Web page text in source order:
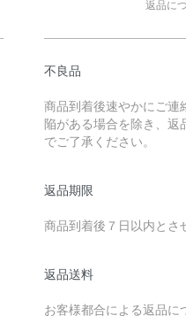
返品に
不良品
商品到着後速やかにご連
陥がある場合を除き、返
でご了承ください。
返品期限
商品到着後７日以内とさ
返品送料
お客様都合による返品に